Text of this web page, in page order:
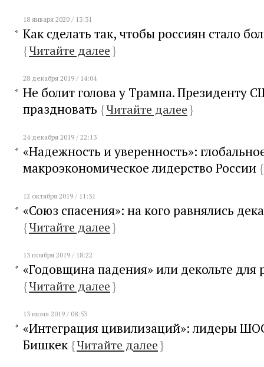
18 января 2020 / 13:31
Как сделать так, чтобы россиян стало
{Читайте далее}
28 декабря 2019 / 14:04
Не болит голова у Трампа. Президенту
праздновать {Читайте далее}
24 декабря 2019 / 22:13
«Надежность и уверенность»:
макроэкономическое лидерство России {
12 октября 2019 / 11:31
«Союз спасения»: на кого равнялись
{Читайте далее}
13 ноября 2019 / 18:22
«Годовщина падения» или декольте для
{Читайте далее}
13 июня 2019 / 08:53
«Интеграция цивилизаций»: лидеры
Бишкек{Читайте далее}